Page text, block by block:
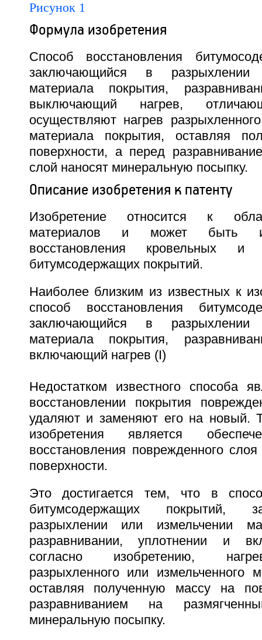
Рисунок 1
Формула изобретения
Способ восстановления
заключающийся в разрыхлении
материала покрытия,
выключающий нагрев,
осуществляют нагрев
материала покрытия, оставляя
поверхности, а перед
слой наносят минеральную посыпку.
Описание изобретения к патенту
Изобретение относится к
материалов и может быть
восстановления кровельных и
битумсодержащих покрытий.
Наиболее близким из известных к
способ восстановления
заключающийся в разрыхлении
материала покрытия,
включающий нагрев (I)
Недостатком известного способа
восстановлении покрытия
удаляют и заменяют его на новый.
изобретения является
восстановления поврежденного
поверхности.
Это достигается тем, что в
битумсодержащих покрытий,
разрыхлении или измельчении
разравнивании, уплотнении и
согласно изобретению,
разрыхленного или измельченного
оставляя полученную массу на
разравниванием на
минеральную посыпку.